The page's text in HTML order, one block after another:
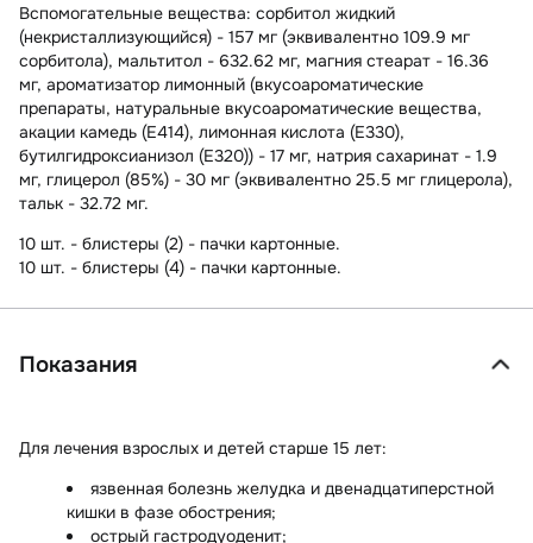
Вспомогательные вещества: сорбитол жидкий
(некристаллизующийся) - 157 мг (эквивалентно 109.9 мг
сорбитола), мальтитол - 632.62 мг, магния стеарат - 16.36
мг, ароматизатор лимонный (вкусоароматические
препараты, натуральные вкусоароматические вещества,
акации камедь (E414), лимонная кислота (E330),
бутилгидроксианизол (E320)) - 17 мг, натрия сахаринат - 1.9
мг, глицерол (85%) - 30 мг (эквивалентно 25.5 мг глицерола),
тальк - 32.72 мг.
10 шт. - блистеры (2) - пачки картонные.
10 шт. - блистеры (4) - пачки картонные.
Показания
Для лечения взрослых и детей старше 15 лет:
язвенная болезнь желудка и двенадцатиперстной
кишки в фазе обострения;
острый гастродуоденит;